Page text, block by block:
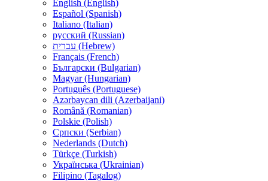
English (English)
Español (Spanish)
Italiano (Italian)
русский (Russian)
עברית (Hebrew)
Français (French)
Български (Bulgarian)
Magyar (Hungarian)
Português (Portuguese)
Azərbaycan dili (Azerbaijani)
Română (Romanian)
Polskie (Polish)
Српски (Serbian)
Nederlands (Dutch)
Türkçe (Turkish)
Українська (Ukrainian)
Filipino (Tagalog)